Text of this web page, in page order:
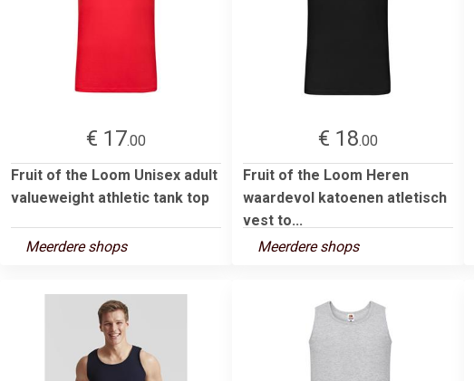
€ 17.00
Fruit of the Loom Unisex adult
valueweight athletic tank top
Meerdere shops
€ 18.00
Fruit of the Loom Heren
waardevol katoenen atletisch
vest to...
Meerdere shops